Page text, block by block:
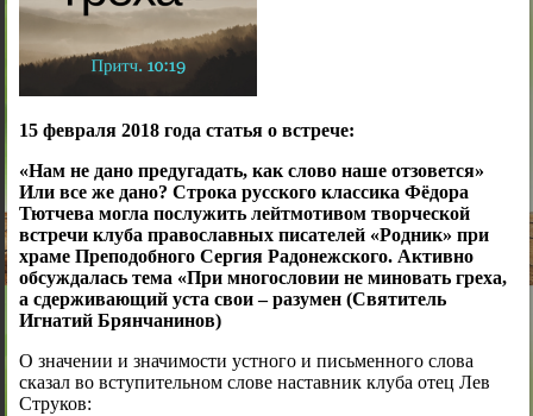
15 февраля 2018 года статья о встрече:
«Нам не дано предугадать, как слово наше отзовется»
Или все же дано? Строка русского классика Фёдора
Тютчева могла послужить лейтмотивом творческой
встречи клуба православных писателей «Родник» при
храме Преподобного Сергия Радонежского. Активно
обсуждалась тема «При многословии не миновать греха,
а сдерживающий уста свои – разумен (Святитель
Игнатий Брянчанинов)
О значении и значимости устного и письменного слова
сказал во вступительном слове наставник клуба отец Лев
Струков: